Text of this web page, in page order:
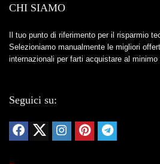
CHI SIAMO
Il tuo punto di riferimento per il risparmio
Selezioniamo manualmente le migliori
internazionali per farti acquistare al minimo
Seguici su: